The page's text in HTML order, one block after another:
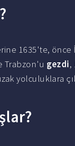
1635'te,
Trabzon'u gezdi,
yolculuklara